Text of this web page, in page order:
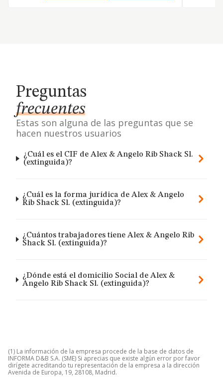
Preguntas
frecuentes
Estas son alguna de las preguntas que se
hacen nuestros usuarios
¿Cuál es el CIF de Alex & Angelo Rib Shack Sl.
(extinguida)?
¿Cuál es la forma jurídica de Alex & Angelo
Rib Shack Sl. (extinguida)?
¿Cuántos trabajadores tiene Alex & Angelo Rib
Shack Sl. (extinguida)?
¿Dónde está el domicilio Social de Alex &
Angelo Rib Shack Sl. (extinguida)?
(1) La información de la empresa procede de la base de datos de
INFORMA D&B S.A. (SME) Si aprecias que existe algún error por favor
dirígete acreditando tu representación de la empresa a la dirección
Avenida de Europa, 19, 28108, Madrid.